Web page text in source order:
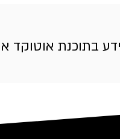
בתוכנת אוטוקד או